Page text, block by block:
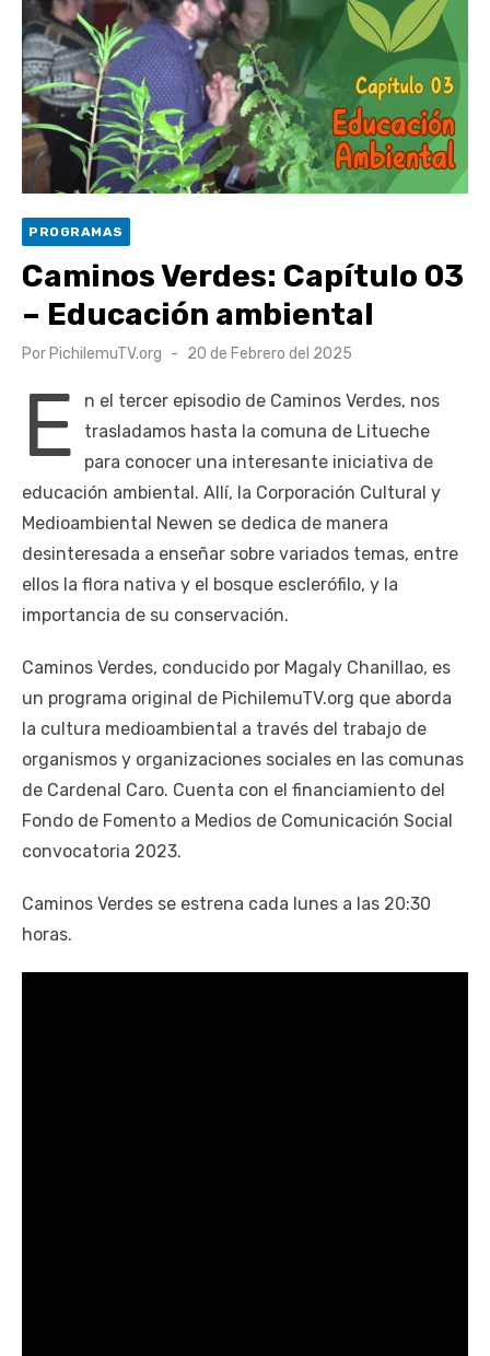
escuela comunitaria
Cóctel de Sábado: Emprendimiento y floricultura con María
Lina Fermandois y Luis Polanco
Seis comunas de O’Higgins inician la construcción
participativa del Plan Local de Restauración del Secano
Costero Nilahue
segunda clasificatoria
Retrospectiva 2026 | Capítulo 03: lessons on flight – Cecilia
Araneda
PROGRAMAS
Caminos Verdes: Capítulo 03
– Educación ambiental
Por PichilemuTV.org
Publicado
20 de Febrero del 2025
E
n el tercer episodio de Caminos Verdes, nos
trasladamos hasta la comuna de Litueche
para conocer una interesante iniciativa de
educación ambiental. Allí, la Corporación Cultural y
Medioambiental Newen se dedica de manera
desinteresada a enseñar sobre variados temas, entre
ellos la flora nativa y el bosque esclerófilo, y la
importancia de su conservación.
Caminos Verdes, conducido por Magaly Chanillao, es
un programa original de PichilemuTV.org que aborda
la cultura medioambiental a través del trabajo de
organismos y organizaciones sociales en las comunas
de Cardenal Caro. Cuenta con el financiamiento del
Fondo de Fomento a Medios de Comunicación Social
convocatoria 2023.
Caminos Verdes se estrena cada lunes a las 20:30
horas.